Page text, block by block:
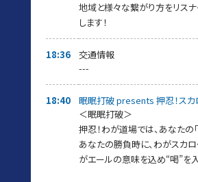
地域と様々な繋がり方をリス
します！
18:36
交通情報
---
18:40
眠眠打破 presents 押忍！スカ
＜眠眠打破＞
押忍！わが道場では、あなたの
あなたの勝負時に、わがスカ
がエールの意味を込め“喝”を